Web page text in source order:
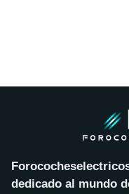
dedicado al mundo